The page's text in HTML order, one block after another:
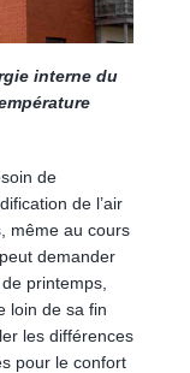
interne du
de
de l’air
même au cours
demander
printemps,
loin de sa fin
les différences
pour le confort